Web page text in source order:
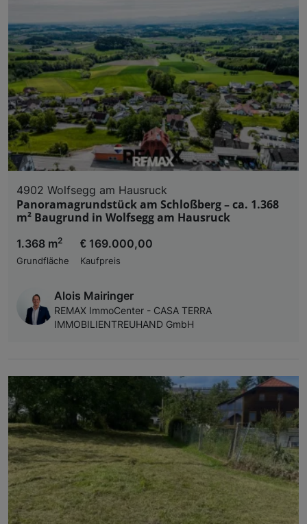
4902 Wolfsegg am Hausruck
Panoramagrundstück am Schloßberg – ca. 1.368
m² Baugrund in Wolfsegg am Hausruck
1.368 m2
Grundfläche
€ 169.000,00
Kaufpreis
Alois Mairinger
REMAX ImmoCenter - CASA TERRA
IMMOBILIENTREUHAND GmbH